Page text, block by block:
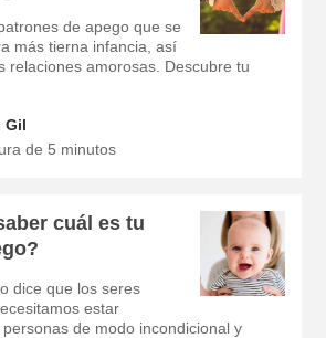
de apego que se
más tierna infancia, así
relaciones amorosas. Descubre tu
Gil
de 5 minutos
cuál es tu
dice que los seres
estar
de modo incondicional y